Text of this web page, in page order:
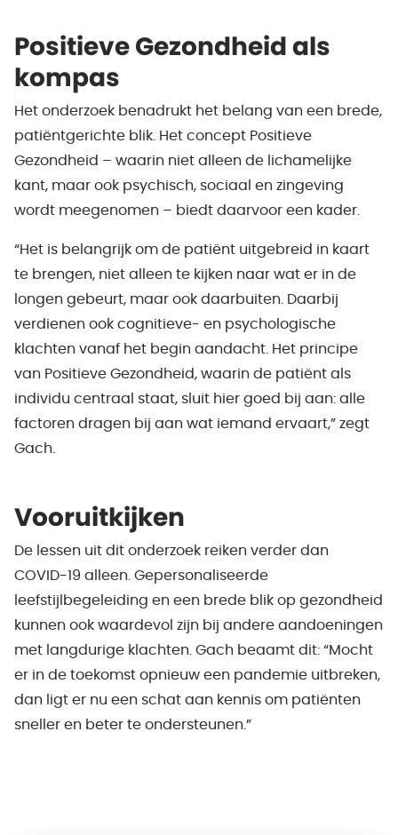
Positieve Gezondheid als
kompas
Het onderzoek benadrukt het belang van een brede,
patiëntgerichte blik. Het concept Positieve
Gezondheid – waarin niet alleen de lichamelijke
kant, maar ook psychisch, sociaal en zingeving
wordt meegenomen – biedt daarvoor een kader.
“Het is belangrijk om de patiënt uitgebreid in kaart
te brengen, niet alleen te kijken naar wat er in de
longen gebeurt, maar ook daarbuiten. Daarbij
verdienen ook cognitieve- en psychologische
klachten vanaf het begin aandacht. Het principe
van Positieve Gezondheid, waarin de patiënt als
individu centraal staat, sluit hier goed bij aan: alle
factoren dragen bij aan wat iemand ervaart,” zegt
Gach.
Vooruitkijken
De lessen uit dit onderzoek reiken verder dan
COVID-19 alleen. Gepersonaliseerde
leefstijlbegeleiding en een brede blik op gezondheid
kunnen ook waardevol zijn bij andere aandoeningen
met langdurige klachten. Gach beaamt dit: “Mocht
er in de toekomst opnieuw een pandemie uitbreken,
dan ligt er nu een schat aan kennis om patiënten
sneller en beter te ondersteunen.”